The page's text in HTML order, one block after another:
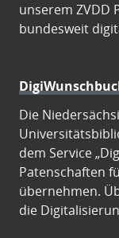
unserem ZVDD
bundesweit
Die
dem Service
Patenschaften
übernehmen.
die